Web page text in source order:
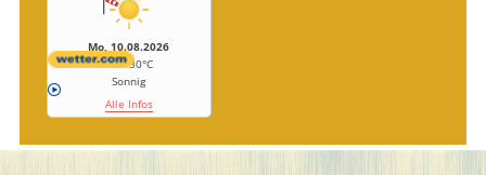
Mo, 10.08.2026
16 / 30°C
Sonnig
Alle Infos